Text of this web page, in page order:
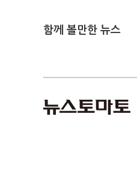
함께 볼만한 뉴스